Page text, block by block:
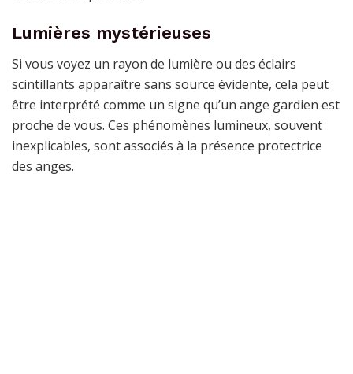
Lumières mystérieuses
Si vous voyez un rayon de lumière ou des éclairs
scintillants apparaître sans source évidente, cela peut
être interprété comme un signe qu’un ange gardien est
proche de vous. Ces phénomènes lumineux, souvent
inexplicables, sont associés à la présence protectrice
des anges.